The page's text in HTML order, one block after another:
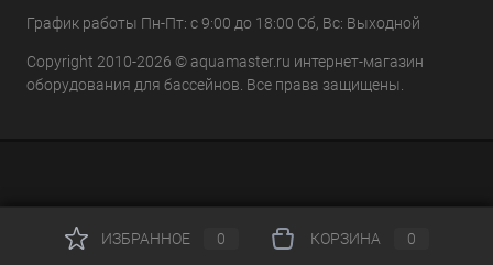
График работы Пн-Пт: с 9:00 до 18:00 Сб, Вс: Выходной
Copyright 2010-2026 © aquamaster.ru интернет-магазин
оборудования для бассейнов. Все права защищены.
ИЗБРАННОЕ 0 КОРЗИНА 0